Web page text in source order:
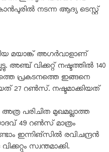
നടന്ന ആദ്യ ടെസ്റ്റ്
മയാങ്ക് അഗർവാളാണ്
അഞ്ച് വിക്കറ്റ് നഷ്ടത്തിൽ 140
പ്രകടനത്തെ ഇങ്ങനെ
27 റൺസ്. നഷ്ടമാക്കിയത്
പരിചിത മുഖമല്ലാത്ത
49 റൺസ് മാത്രം
ഇന്നിങ്സിൽ രവിചന്ദ്രൻ
സ്വന്തമാക്കി.